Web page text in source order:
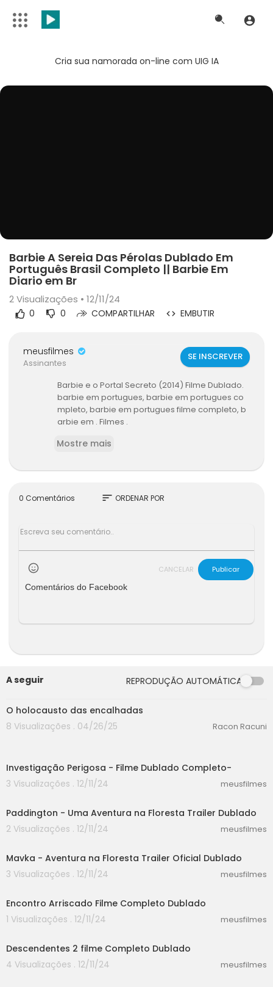
Cria sua namorada on-line com UIG IA
Barbie A Sereia Das Pérolas Dublado Em
Português Brasil Completo || Barbie Em
Diario em Br
2Visualizações • 12/11/24
0 0 COMPARTILHAR EMBUTIR
meusfilmes
Assinantes
SE INSCREVER
Barbie e o Portal Secreto (2014) Filme Dublado.
barbie em portugues, barbie em portugues co
mpleto, barbie em portugues filme completo, b
arbie em . Filmes .
<br>Barbie A Sereia Das Pérolas Dublado Em Po
rasil.
<br>Barbie A Sereia Das Pérolas Dublado Em Po
completo, Barbie .
<br>Barbie A Sereia das Perolas Filme Complet
o Dublado HD,Barbie Moda e Magia - desenhos
animados em portugues completos Barbie par
ece ter tudo: grandes .
Mostre mais
0 Comentários sort ORDENAR POR
CANCELAR
Publicar
Comentários do Facebook
A seguir REPRODUÇÃO AUTOMÁTICA
00:00
O holocausto das encalhadas
8 Visualizações . 04/26/25
Racon Racuni
Investigação Perigosa - Filme Dublado Completo-
3 Visualizações . 12/11/24
meusfilmes
Paddington - Uma Aventura na Floresta Trailer Dublado
2 Visualizações . 12/11/24
meusfilmes
Mavka - Aventura na Floresta Trailer Oficial Dublado
3 Visualizações . 12/11/24
meusfilmes
Encontro Arriscado Filme Completo Dublado
1 Visualizações . 12/11/24
meusfilmes
Descendentes 2 filme Completo Dublado
4 Visualizações . 12/11/24
meusfilmes